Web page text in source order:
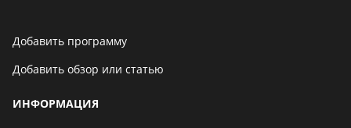
Добавить программу
Добавить обзор или статью
ИНФОРМАЦИЯ